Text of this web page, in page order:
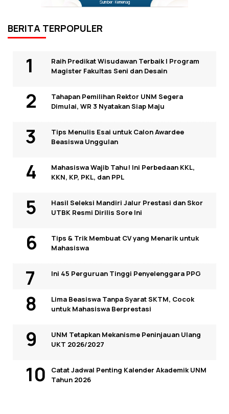
Sumber: Kemenag
BERITA TERPOPULER
Raih Predikat Wisudawan Terbaik I Program
Magister Fakultas Seni dan Desain
Tahapan Pemilihan Rektor UNM Segera
Dimulai, WR 3 Nyatakan Siap Maju
Tips Menulis Esai untuk Calon Awardee
Beasiswa Unggulan
Mahasiswa Wajib Tahu! Ini Perbedaan KKL,
KKN, KP, PKL, dan PPL
Hasil Seleksi Mandiri Jalur Prestasi dan Skor
UTBK Resmi Dirilis Sore Ini
Tips & Trik Membuat CV yang Menarik untuk
Mahasiswa
Ini 45 Perguruan Tinggi Penyelenggara PPG
Lima Beasiswa Tanpa Syarat SKTM, Cocok
untuk Mahasiswa Berprestasi
UNM Tetapkan Mekanisme Peninjauan Ulang
UKT 2026/2027
Catat Jadwal Penting Kalender Akademik UNM
Tahun 2026